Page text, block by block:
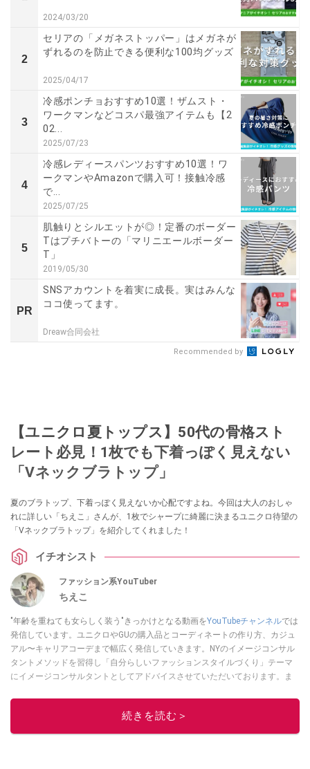
2024/03/20
2
セリアの「メガネストッパー」はメガネが
ずれるのを防止できる便利な100均グッズ
2025/04/17
3
冷感ポンチョおすすめ10選！ザムスト・
ワークマンなどコスパ最強アイテムも【2
02...
2025/07/23
4
冷感レディースパンツおすすめ10選！ワ
ークマンやAmazonで購入可！接触冷感
で...
2025/07/25
5
肌触りとシルエットが◎！定番のボーダー
Tはプチバトーの「マリニエールボーダー
T」
2019/05/30
PR
SNSアカウントを着実に成長。実はみんな
ココ使ってます。
Dreaw合同会社
Recommended by
【ユニクロ夏トップス】50代の骨格スト
レート必見！1枚でも下着っぽく見えない
「Vネックブラトップ」
夏のブラトップ、下着っぽく見えないか心配ですよね。今回は大人のおしゃ
れに詳しい「ちえこ」さんが、1枚でシャープに綺麗に決まるユニクロ待望の
「Vネックブラトップ」を紹介してくれました！
イチオシスト
ファッション系YouTuber
ちえこ
"年齢を重ねても女らしく装う"きっかけとなる動画をYouTubeチャンネルでは
発信しています。ユニクロやGUの購入品とコーディネートの作り方、カジュ
アル〜キャリアコーデまで幅広く発信していきます。NYのイメージコンサル
タントメソッドを習得し「自分らしいファッションスタイルづくり」テーマ
にイメージコンサルタントとしてアドバイスさせていただいております。ま
積み上げ続けている外資系企業のコンサルタント（25年以上のキャリア）か
続きを読む＞